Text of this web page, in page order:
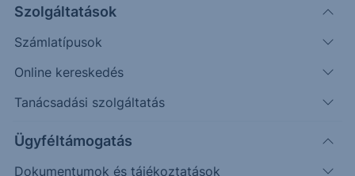
Szolgáltatások
Számlatípusok
Online kereskedés
Tanácsadási szolgáltatás
Ügyféltámogatás
Dokumentumok és tájékoztatások
Prosus
Visszahívási korlát / Kupon korlát
One Star Effect korlát
40%
60%
80%